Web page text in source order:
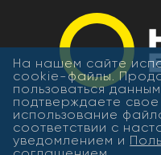
На нашем сайте
cookie-файлы.
пользоваться
подтверждаете
использование
соответствии с
уведомлением и